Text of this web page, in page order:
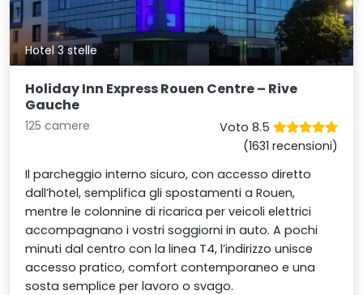
Hotel 3 stelle
Holiday Inn Express Rouen Centre – Rive
Gauche
125 camere
Voto 8.5
(1631 recensioni)
Il parcheggio interno sicuro, con accesso diretto
dall’hotel, semplifica gli spostamenti a Rouen,
mentre le colonnine di ricarica per veicoli elettrici
accompagnano i vostri soggiorni in auto. A pochi
minuti dal centro con la linea T4, l’indirizzo unisce
accesso pratico, comfort contemporaneo e una
sosta semplice per lavoro o svago.